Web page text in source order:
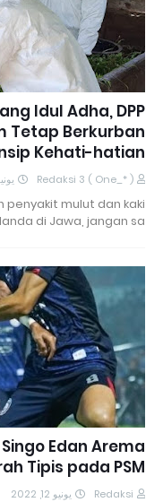
Idul Adha, DPP
Tetap Berkurban
Kehati-hatian
Redaksi 3 ( One_* ) يونيو 17,
penyakit mulut dan kaki
di Jawa, jangan sa…
Edan Arema
Tipis pada PSM.
Redaksi يونيو 12, 2022